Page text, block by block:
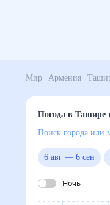
Мир Армения
Погода в
Поиск города
6 авг— 6 сен
Ночь